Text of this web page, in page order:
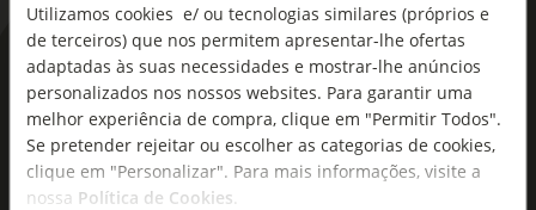
Utilizamos cookies e/ ou tecnologias similares (próprios e
de terceiros) que nos permitem apresentar-lhe ofertas
adaptadas às suas necessidades e mostrar-lhe anúncios
personalizados nos nossos websites. Para garantir uma
melhor experiência de compra, clique em "Permitir Todos".
Se pretender rejeitar ou escolher as categorias de cookies,
clique em "Personalizar". Para mais informações, visite a
nossa Política de Cookies
As novidades mais frescas no
seu e-mail!
Subscreva e descubra campanhas exclusivas,
ofertas e novidades para si.